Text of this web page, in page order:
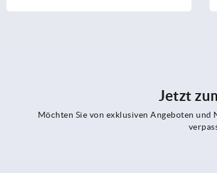
Jetzt
Möchten Sie von exklusiven Angeboten